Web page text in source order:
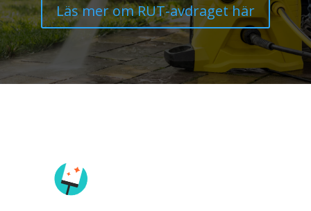
Läs mer om RUT-avdraget här